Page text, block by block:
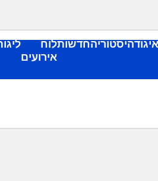
היסטוריהחדשותלוח
אירועים